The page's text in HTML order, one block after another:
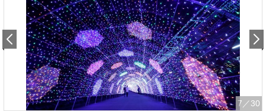
7 ／30